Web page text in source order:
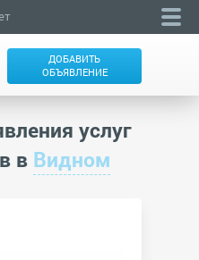
ДОБАВИТЬ
ОБЪЯВЛЕНИЕ
услуг
в Видном